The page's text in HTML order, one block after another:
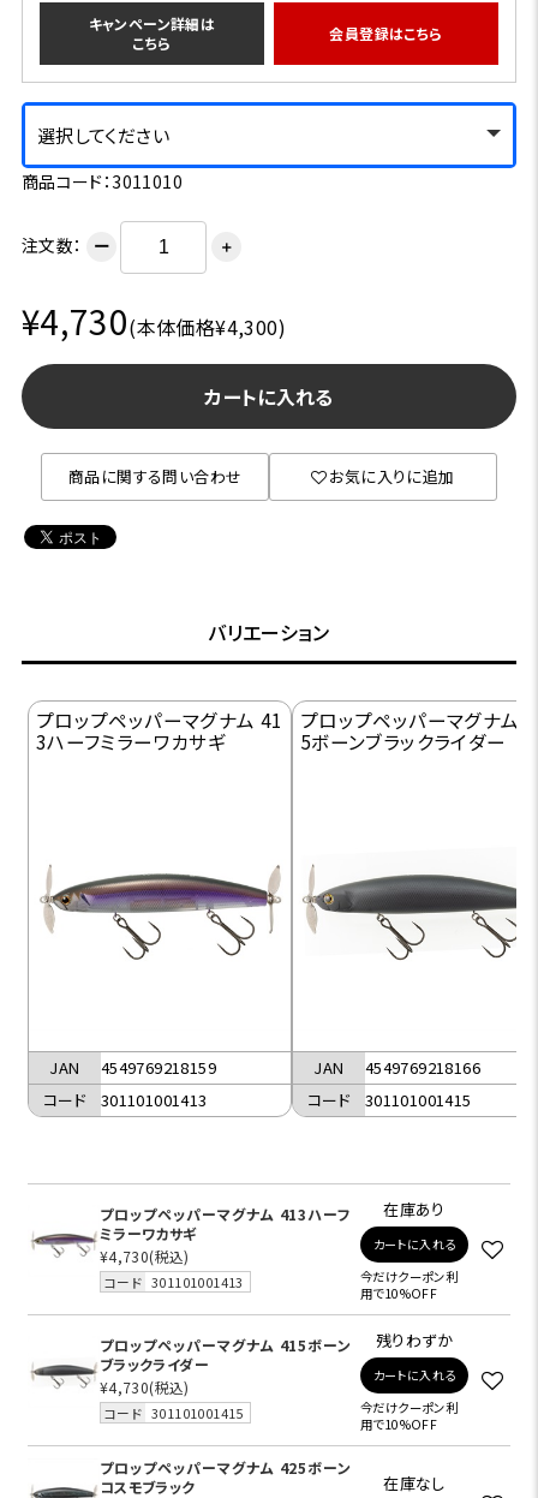
キャンペーン詳細は
こちら
会員登録はこちら
選択してください
商品コード：3011010
注文数： ー ＋
¥4,730(本体価格¥4,300)
カートに入れる
商品に関する問い合わせ お気に入りに追加
バリエーション
プロップペッパーマグナム 41
3ハーフミラーワカサギ
JAN
4549769218159
コード
301101001413
プロップペッパーマグナム
5ボーンブラックライダー
JAN
4549769218166
コード
301101001415
プロップペッパーマグナム 413ハーフ
ミラーワカサギ
¥4,730(税込)
コード 301101001413
在庫あり
カートに入れる
今だけクーポン利
用で10%OFF
プロップペッパーマグナム 415ボーン
ブラックライダー
¥4,730(税込)
コード 301101001415
残りわずか
カートに入れる
今だけクーポン利
用で10%OFF
プロップペッパーマグナム 425ボーン
コスモブラック
在庫なし